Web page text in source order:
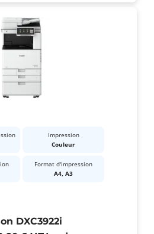
Impression
Couleur
Format d'impression
A4, A3
DXC3922i